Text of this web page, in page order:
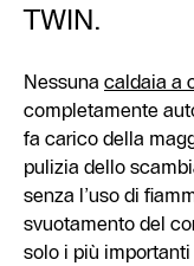
TWIN.
Nessuna caldaia a
completamente
fa carico della
pulizia dello
senza l’uso di
svuotamento del
solo i più